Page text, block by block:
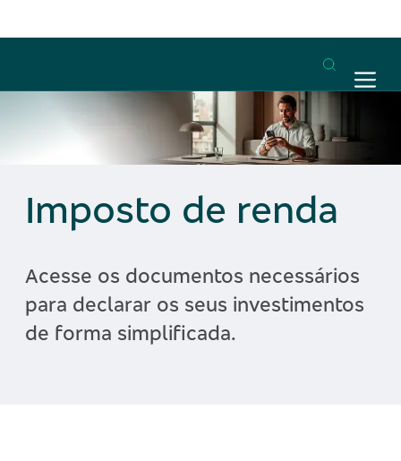
Imposto de renda
Acesse os documentos necessários
para declarar os seus investimentos
de forma simplificada.